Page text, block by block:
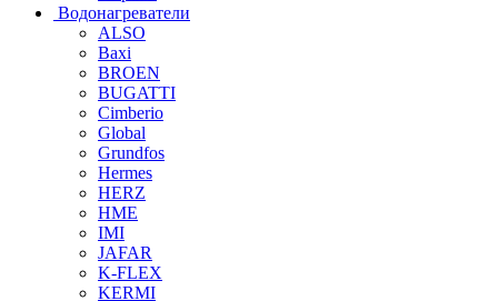
Водонагреватели
ALSO
Baxi
BROEN
BUGATTI
Cimberio
Global
Grundfos
Hermes
HERZ
HME
IMI
JAFAR
K-FLEX
KERMI